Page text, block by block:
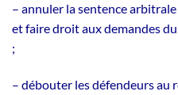
– annuler la sentence
et faire droit aux demandes
;
– débouter les défendeurs au